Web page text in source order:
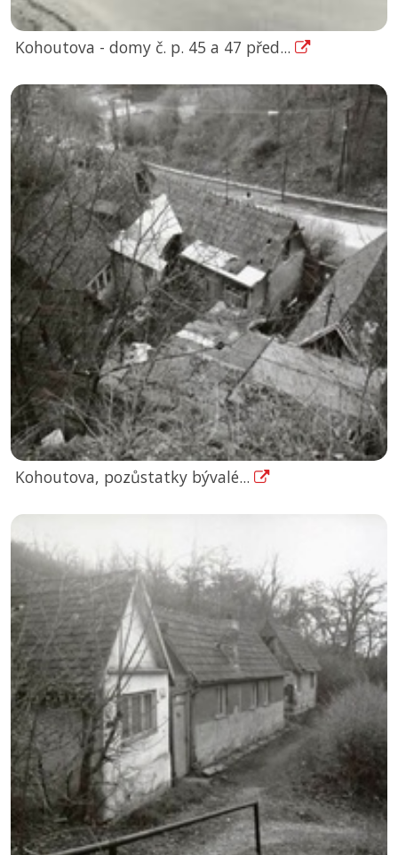
Kohoutova - domy č. p. 45 a 47 před...
Kohoutova, pozůstatky bývalé...